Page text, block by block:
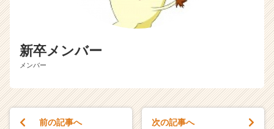
新卒メンバー
メンバー
前の記事へ 次の記事へ